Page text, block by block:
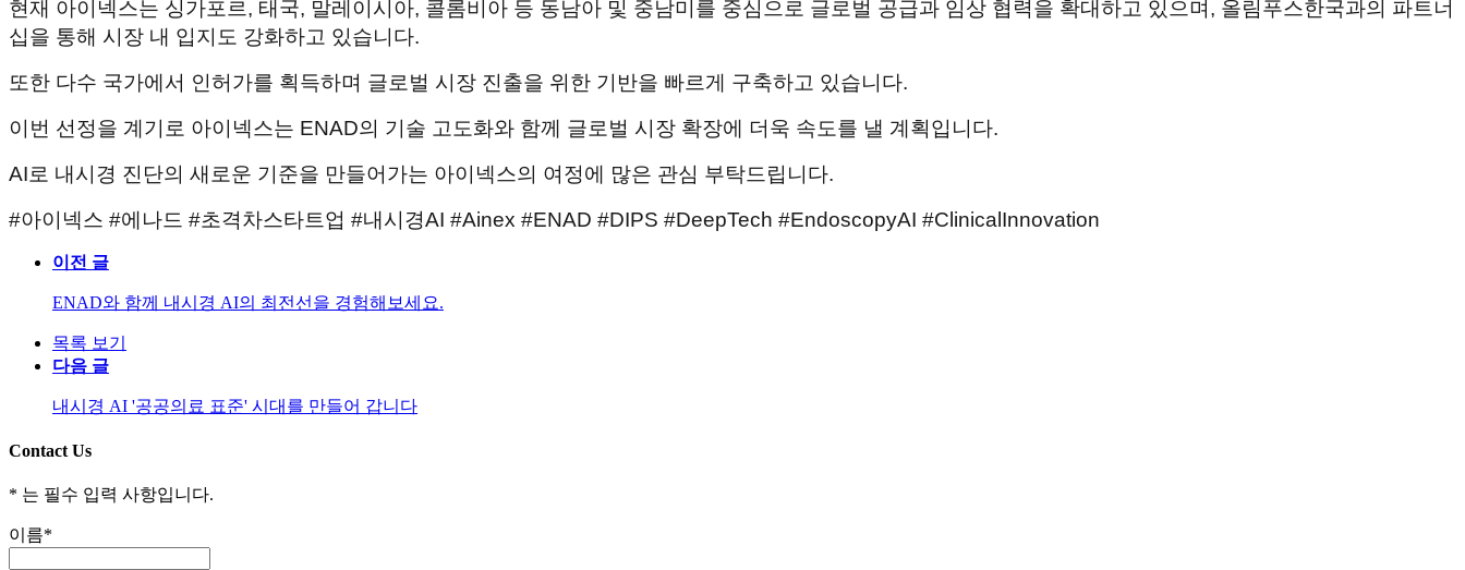
현재 아이넥스는 싱가포르, 태국, 말레이시아, 콜롬비아 등 동남아 및 중남미를 중심으로 글로벌 공급과 임상 협력을 확대하고 있으며, 올림푸스한국과의 파트너
십을 통해 시장 내 입지도 강화하고 있습니다.
또한 다수 국가에서 인허가를 획득하며 글로벌 시장 진출을 위한 기반을 빠르게 구축하고 있습니다.
이번 선정을 계기로 아이넥스는 ENAD의 기술 고도화와 함께 글로벌 시장 확장에 더욱 속도를 낼 계획입니다.
AI로 내시경 진단의 새로운 기준을 만들어가는 아이넥스의 여정에 많은 관심 부탁드립니다.
#아이넥스 #에나드 #초격차스타트업 #내시경AI #Ainex #ENAD #DIPS #DeepTech #EndoscopyAI #ClinicalInnovation
이전 글
ENAD와 함께 내시경 AI의 최전선을 경험해보세요.
목록 보기
다음 글
내시경 AI '공공의료 표준' 시대를 만들어 갑니다
Contact Us
* 는 필수 입력 사항입니다.
이름*